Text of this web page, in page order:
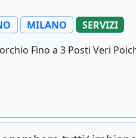
MILANO
SERVIZI
Fino a 3 Posti Veri